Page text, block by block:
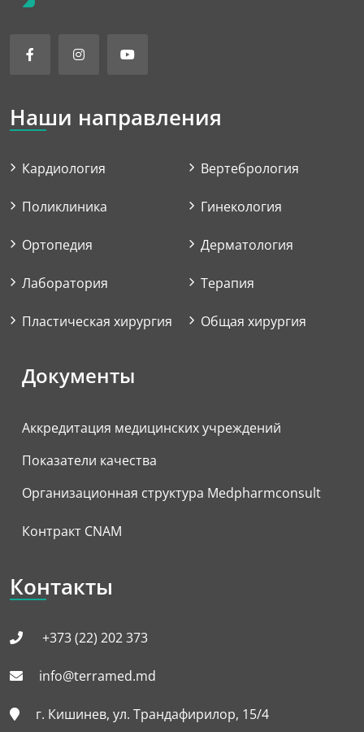
Наши направления
Кардиология
Поликлиника
Ортопедия
Лаборатория
Пластическая хирургия
Вертебрология
Гинекология
Дерматология
Терапия
Общая хирургия
Документы
Аккредитация медицинских учреждений
Показатели качества
Организационная структура Medpharmconsult
Контракт CNAM
Контакты
+373 (22) 202 373
info@terramed.md
г. Кишинев, ул. Трандафирилор, 15/4